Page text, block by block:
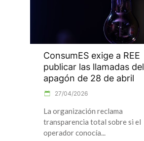
ConsumES exige a REE
publicar las llamadas del
apagón de 28 de abril
27/04/2026
La organización reclama
transparencia total sobre si el
operador conocía